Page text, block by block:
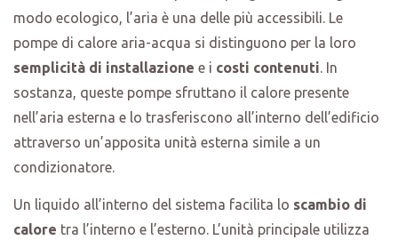
modo ecologico, l’aria è una delle più accessibili. Le
pompe di calore aria-acqua si distinguono per la loro
semplicità di installazione e i costi contenuti. In
sostanza, queste pompe sfruttano il calore presente
nell’aria esterna e lo trasferiscono all’interno dell’edificio
attraverso un’apposita unità esterna simile a un
condizionatore.
Un liquido all’interno del sistema facilita lo scambio di
calore tra l’interno e l’esterno. L’unità principale utilizza